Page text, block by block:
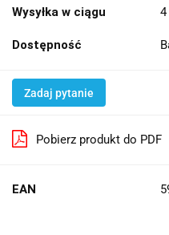
Wysyłka w ciągu 4
Dostępność
Zadaj pytanie
Pobierz produkt do PDF
EAN